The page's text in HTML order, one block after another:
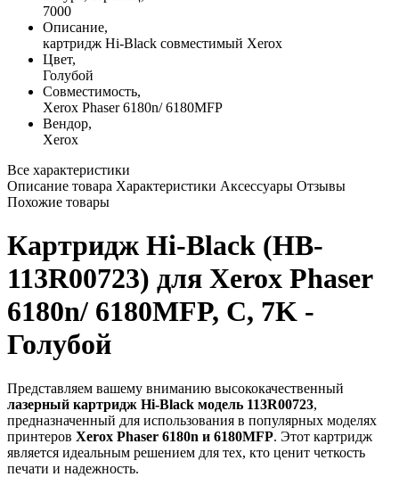
7000
Описание,
картридж Hi-Black совместимый Xerox
Цвет,
Голубой
Совместимость,
Xerox Phaser 6180n/ 6180MFP
Вендор,
Xerox
Все характеристики
Описание товара Характеристики Аксессуары Отзывы
Похожие товары
Картридж Hi-Black (HB-
113R00723) для Xerox Phaser
6180n/ 6180MFP, C, 7K -
Голубой
Представляем вашему вниманию высококачественный
лазерный картридж Hi-Black модель 113R00723,
предназначенный для использования в популярных моделях
принтеров Xerox Phaser 6180n и 6180MFP. Этот картридж
является идеальным решением для тех, кто ценит четкость
печати и надежность.